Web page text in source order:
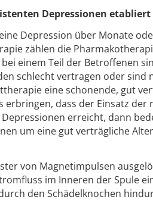
Depressionen etabliert
Depression über Monate
zählen die
einem Teil der Betroffenen
schlecht vertragen oder sind
eine schonende, gut
dass der Einsatz der
erreicht, dann
um eine gut verträgliche
von Magnetimpulsen
im Inneren der Spule
den Schädelknochen